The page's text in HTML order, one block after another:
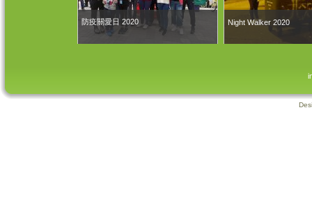
防疫關愛日 2020 Night Walker 2020